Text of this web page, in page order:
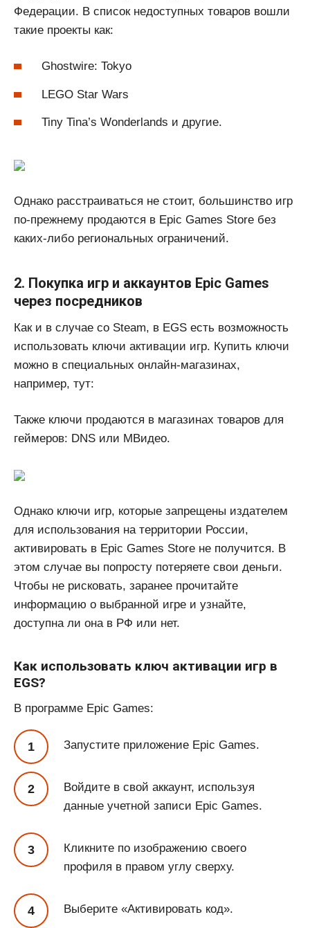
Федерации. В список недоступных товаров вошли
такие проекты как:
Ghostwire: Tokyo
LEGO Star Wars
Tiny Tina’s Wonderlands и другие.
Однако расстраиваться не стоит, большинство игр
по-прежнему продаются в Epic Games Store без
каких-либо региональных ограничений.
2. Покупка игр и аккаунтов Epic Games
через посредников
Как и в случае со Steam, в EGS есть возможность
использовать ключи активации игр. Купить ключи
можно в специальных онлайн-магазинах,
например, тут:
Также ключи продаются в магазинах товаров для
геймеров: DNS или МВидео.
Однако ключи игр, которые запрещены издателем
для использования на территории России,
активировать в Epic Games Store не получится. В
этом случае вы попросту потеряете свои деньги.
Чтобы не рисковать, заранее прочитайте
информацию о выбранной игре и узнайте,
доступна ли она в РФ или нет.
Как использовать ключ активации игр в
EGS?
В программе Epic Games:
Запустите приложение Epic Games.
Войдите в свой аккаунт, используя
данные учетной записи Epic Games.
Кликните по изображению своего
профиля в правом углу сверху.
Выберите «Активировать код».